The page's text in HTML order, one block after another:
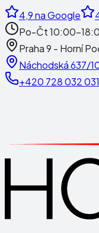
4,9na Google
Po-Čt 10:00-
Praha 9 - Horní
Náchodská 637/
+420 728 032 031